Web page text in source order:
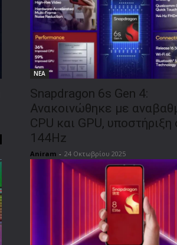
ΝΕΑ
Snapdragon 6s Gen 4:
Ανακοινώθηκε με
CPU και GPU, υποστήριξη
144Hz
Aniram - 24 Οκτωβρίου 2025